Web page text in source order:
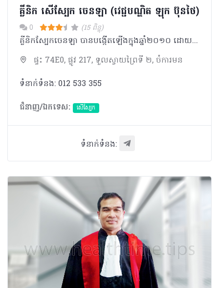
គ្លីនិក សើស្បែក ចេនឡា (វេជ្ជបណ្ឌិត ឡុក ប៊ុនថៃ)
0 (15 ពិន្ទុ)
គ្លីនិកស្បែកចេនឡា បានបង្កើតឡើងក្នុងឆ្នាំ២០១០ ដោយលោកវេជ្ជបណ្ឌិត ឡុក ប៊ុនថៃ ដោយមានផ្តល់ជូនសេវាកម្មព្យាបាលបញ្ហាសើស្បែកដូចជា មុខមុន មុខជាំ អាចម៌រុយ ផ្កាស្បូនជាដើម
ផ្ទះ 74E0, ផ្លូវ 217, ទួលស្វាយព្រៃទី ២, ចំការមន
ទំនាក់ទំនង: 012 533 355
ជំនាញ/ឯកទេស:
សើស្បែក
ទំនាក់ទំនង: